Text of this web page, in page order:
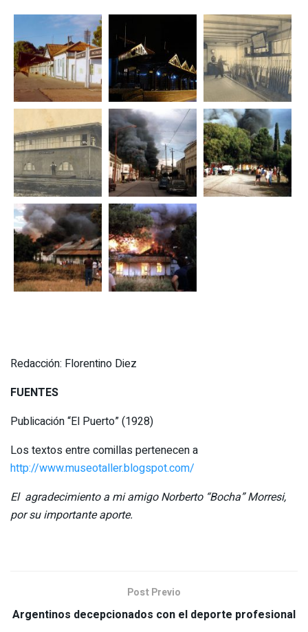
Redacción: Florentino Diez
FUENTES
Publicación “El Puerto” (1928)
Los textos entre comillas pertenecen a
http://www.museotaller.blogspot.com/
El agradecimiento a mi amigo Norberto “Bocha” Morresi,
por su importante aporte.
Post Previo
Argentinos decepcionados con el deporte profesional